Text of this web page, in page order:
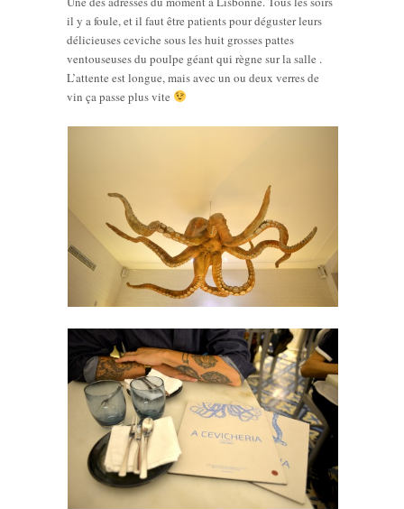
il y a foule, et il faut être patients pour déguster leurs
délicieuses ceviche sous les huit grosses pattes
ventouseuses du poulpe géant qui règne sur la salle .
L’attente est longue, mais avec un ou deux verres de
vin ça passe plus vite